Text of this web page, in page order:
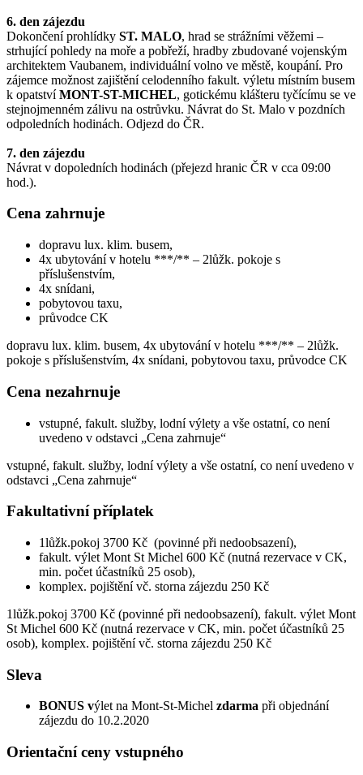
6. den zájezdu
Dokončení prohlídky ST. MALO, hrad se strážními věžemi –
strhující pohledy na moře a pobřeží, hradby zbudované vojenským
architektem Vaubanem, individuální volno ve městě, koupání. Pro
zájemce možnost zajištění celodenního fakult. výletu místním busem
k opatstvíMONT-ST-MICHEL, gotickému klášteru tyčícímu se ve
stejnojmenném zálivu na ostrůvku. Návrat do St. Malo v pozdních
odpoledních hodinách. Odjezd do ČR.
7. den zájezdu
Návrat v dopoledních hodinách (přejezd hranic ČR v cca 09:00
hod.).
Cena zahrnuje
dopravu lux. klim. busem,
4x ubytování v hotelu ***/** – 2lůžk. pokoje s
příslušenstvím,
4x snídani,
pobytovou taxu,
průvodce CK
dopravu lux. klim. busem, 4x ubytování v hotelu ***/** – 2lůžk.
pokoje s příslušenstvím, 4x snídani, pobytovou taxu, průvodce CK
Cena nezahrnuje
vstupné, fakult. služby, lodní výlety a vše ostatní, co není
uvedeno v odstavci „Cena zahrnuje“
vstupné, fakult. služby, lodní výlety a vše ostatní, co není uvedeno v
odstavci „Cena zahrnuje“
Fakultativní příplatek
1lůžk.pokoj 3700 Kč (povinné při nedoobsazení),
fakult. výlet Mont St Michel 600 Kč (nutná rezervace v CK,
min. počet účastníků 25 osob),
komplex. pojištění vč. storna zájezdu 250 Kč
1lůžk.pokoj 3700 Kč (povinné při nedoobsazení), fakult. výlet Mont
St Michel 600 Kč (nutná rezervace v CK, min. počet účastníků 25
osob), komplex. pojištění vč. storna zájezdu 250 Kč
Sleva
BONUS výlet na Mont-St-Michel zdarma při objednání
zájezdu do 10.2.2020
Orientační ceny vstupného